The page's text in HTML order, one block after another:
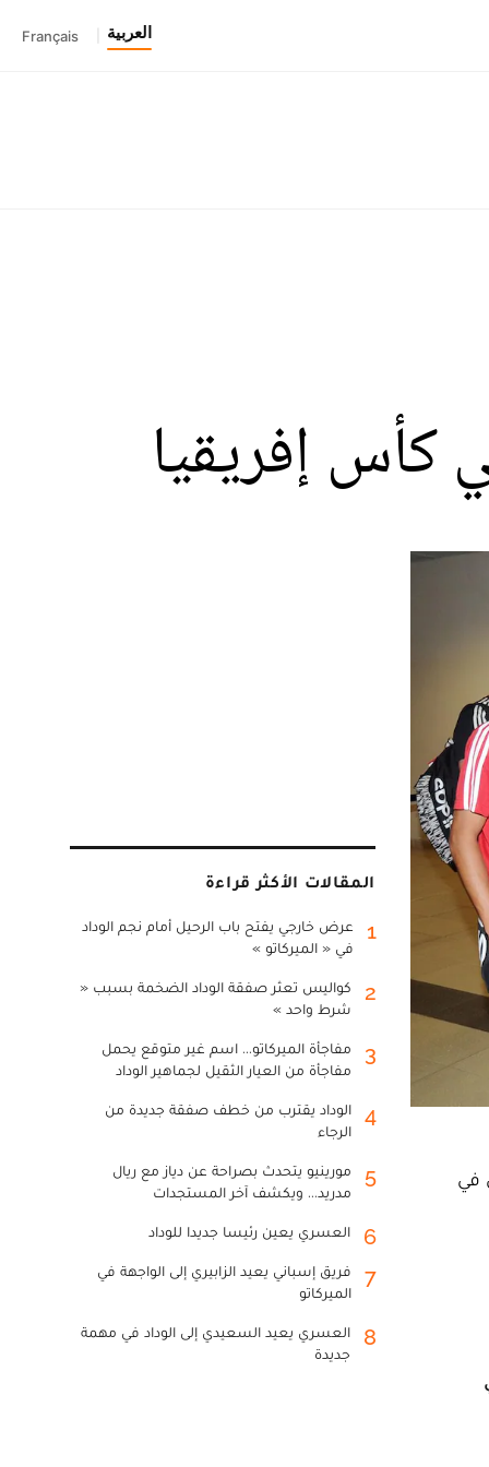
العربية Français
إفريقيا
المنتخب الوطني في
المقالات الأكثر قراءة
1
عرض خارجي يفتح باب الرحيل أمام نجم الوداد
في « الميركاتو »
2
كواليس تعثر صفقة الوداد الضخمة بسبب «
شرط واحد »
3
مفاجأة الميركاتو... اسم غير متوقع يحمل
مفاجأة من العيار الثقيل لجماهير الوداد
4
الوداد يقترب من خطف صفقة جديدة من
الرجاء
5
مورينيو يتحدث بصراحة عن دياز مع ريال
مدريد... ويكشف آخر المستجدات
6 العسري يعين رئيسا جديدا للوداد
7
فريق إسباني يعيد الزابيري إلى الواجهة في
الميركاتو
8
العسري يعيد السعيدي إلى الوداد في مهمة
جديدة